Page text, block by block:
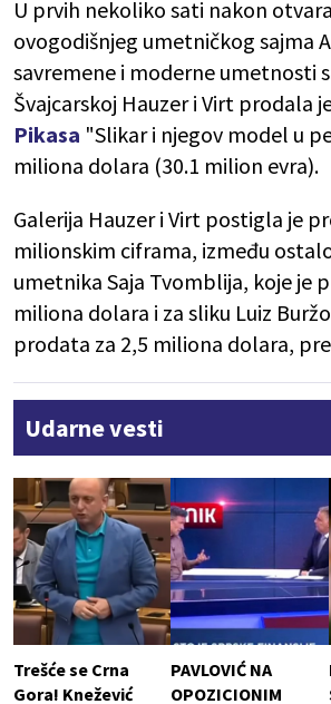
U prvih nekoliko sati nakon
ovogodišnjeg umetničkog sajma
savremene i moderne umetnosti
Švajcarskoj Hauzer i Virt prodala
Pikasa "Slikar i njegov model u
miliona dolara (30.1 milion evra).
Galerija Hauzer i Virt postigla je
milionskim ciframa, između
umetnika Saja Tvomblija, koje je
miliona dolara i za sliku Luiz
prodata za 2,5 miliona dolara,
Udarne vesti
Trešće se Crna
Gora! Knežević
PAVLOVIĆ NA
OPOZICIONIM